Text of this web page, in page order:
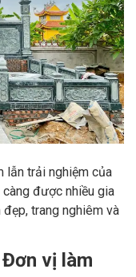
lẫn trải nghiệm của
được nhiều gia
trang nghiêm và
vị làm